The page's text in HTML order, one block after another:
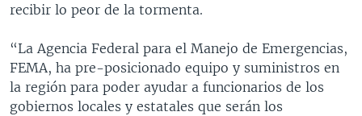
recibir lo peor de la tormenta.
“La Agencia Federal para el Manejo de Emergencias,
FEMA, ha pre-posicionado equipo y suministros en
la región para poder ayudar a funcionarios de los
gobiernos locales y estatales que serán los